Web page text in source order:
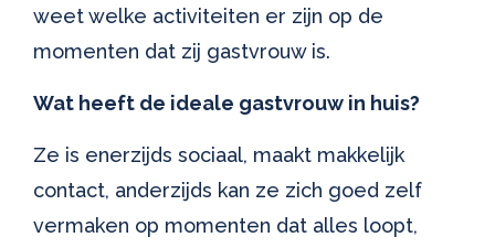
weet welke activiteiten er zijn op de
momenten dat zij gastvrouw is.
Wat heeft de ideale gastvrouw in huis?
Ze is enerzijds sociaal, maakt makkelijk
contact, anderzijds kan ze zich goed zelf
vermaken op momenten dat alles loopt,